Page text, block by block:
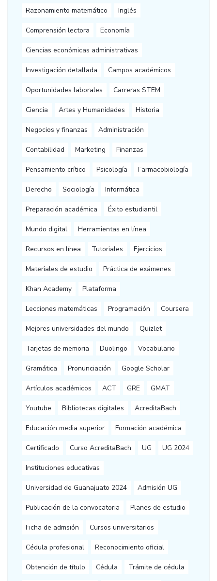
Razonamiento matemático Inglés
Comprensión lectora Economía
Ciencias económicas administrativas
Investigación detallada Campos académicos
Oportunidades laborales Carreras STEM
Ciencia Artes y Humanidades Historia
Negocios y finanzas Administración
Contabilidad Marketing Finanzas
Pensamiento crítico Psicología Farmacobiología
Derecho Sociología Informática
Preparación académica Éxito estudiantil
Mundo digital Herramientas en línea
Recursos en línea Tutoriales Ejercicios
Materiales de estudio Práctica de exámenes
Khan Academy Plataforma
Lecciones matemáticas Programación Coursera
Mejores universidades del mundo Quizlet
Tarjetas de memoria Duolingo Vocabulario
Gramática Pronunciación Google Scholar
Artículos académicos ACT GRE GMAT
Youtube Bibliotecas digitales AcreditaBach
Educación media superior Formación académica
Certificado Curso AcreditaBach UG UG 2024
Instituciones educativas
Universidad de Guanajuato 2024 Admisión UG
Publicación de la convocatoria Planes de estudio
Ficha de admsión Cursos universitarios
Cédula profesional Reconocimiento oficial
Obtención de título Cédula Trámite de cédula